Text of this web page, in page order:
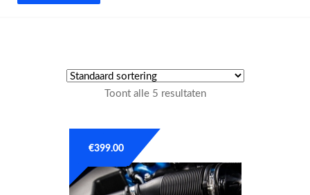
Tuning parts
OPC Line
Toont alle 5 resultaten
€399.00